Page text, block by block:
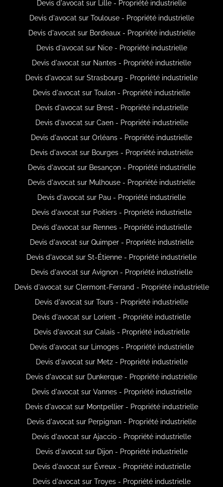
Devis d'avocat sur Lille - Propriété industrielle
Devis d'avocat sur Toulouse - Propriété industrielle
Devis d'avocat sur Bordeaux - Propriété industrielle
Devis d'avocat sur Nice - Propriété industrielle
Devis d'avocat sur Nantes - Propriété industrielle
Devis d'avocat sur Strasbourg - Propriété industrielle
Devis d'avocat sur Toulon - Propriété industrielle
Devis d'avocat sur Brest - Propriété industrielle
Devis d'avocat sur Caen - Propriété industrielle
Devis d'avocat sur Orléans - Propriété industrielle
Devis d'avocat sur Bourges - Propriété industrielle
Devis d'avocat sur Besançon - Propriété industrielle
Devis d'avocat sur Mulhouse - Propriété industrielle
Devis d'avocat sur Pau - Propriété industrielle
Devis d'avocat sur Poitiers - Propriété industrielle
Devis d'avocat sur Rennes - Propriété industrielle
Devis d'avocat sur Quimper - Propriété industrielle
Devis d'avocat sur St-Étienne - Propriété industrielle
Devis d'avocat sur Avignon - Propriété industrielle
Devis d'avocat sur Clermont-Ferrand - Propriété industrielle
Devis d'avocat sur Tours - Propriété industrielle
Devis d'avocat sur Lorient - Propriété industrielle
Devis d'avocat sur Calais - Propriété industrielle
Devis d'avocat sur Limoges - Propriété industrielle
Devis d'avocat sur Metz - Propriété industrielle
Devis d'avocat sur Dunkerque - Propriété industrielle
Devis d'avocat sur Vannes - Propriété industrielle
Devis d'avocat sur Montpellier - Propriété industrielle
Devis d'avocat sur Perpignan - Propriété industrielle
Devis d'avocat sur Ajaccio - Propriété industrielle
Devis d'avocat sur Dijon - Propriété industrielle
Devis d'avocat sur Évreux - Propriété industrielle
Devis d'avocat sur Troyes - Propriété industrielle